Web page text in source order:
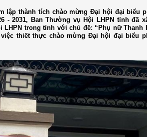
lập thành tích chào mừng Đại hội đại biểu
- 2031, Ban Thường vụ Hội LHPN tỉnh đã
LHPN trong tỉnh với chủ đề: “Phụ nữ Thanh
thiết thực chào mừng Đại hội đại biểu